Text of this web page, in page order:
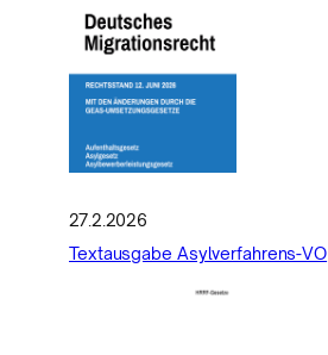
27.2.2026
Textausgabe Asylverfahrens-VO